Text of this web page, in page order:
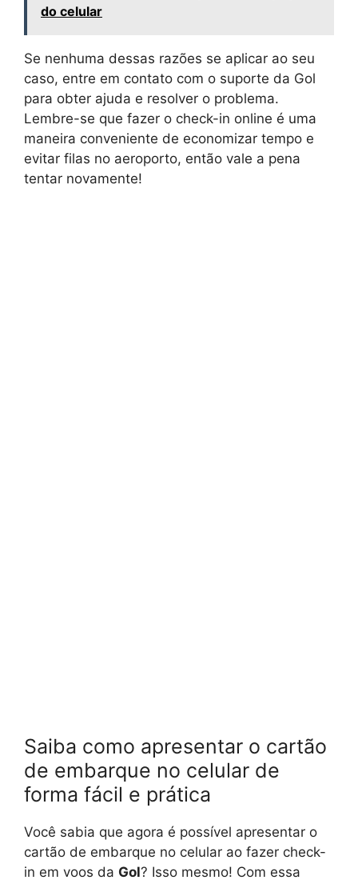
do celular
Se nenhuma dessas razões se aplicar ao seu
caso, entre em contato com o suporte da Gol
para obter ajuda e resolver o problema.
Lembre-se que fazer o check-in online é uma
maneira conveniente de economizar tempo e
evitar filas no aeroporto, então vale a pena
tentar novamente!
Saiba como apresentar o cartão
de embarque no celular de
forma fácil e prática
Você sabia que agora é possível apresentar o
cartão de embarque no celular ao fazer check-
in em voos da Gol? Isso mesmo! Com essa